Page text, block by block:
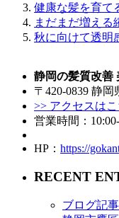
健康な髪を育て
まだまだ増える
秋に向けて透明
静岡の髪質改善
〒420-0839 静岡
>> アクセスはこ
営業時間：
HP： https://
RECENT
ブログ記